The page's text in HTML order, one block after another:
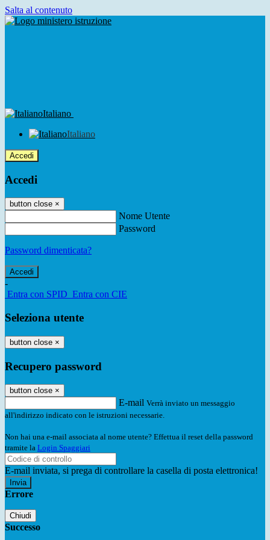
Salta al contenuto
Italiano
Italiano
Accedi
Accedi
button close ×
Nome Utente
Password
Password dimenticata?
-
Entra con SPID Entra con CIE
Seleziona utente
button close ×
Recupero password
button close ×
E-mail Verrà inviato un messaggio
all'indirizzo indicato con le istruzioni necessarie.
Non hai una e-mail associata al nome utente? Effettua il reset della password
tramite la Login Spaggiari
E-mail inviata, si prega di controllare la casella di posta elettronica!
Errore
Chiudi
Successo